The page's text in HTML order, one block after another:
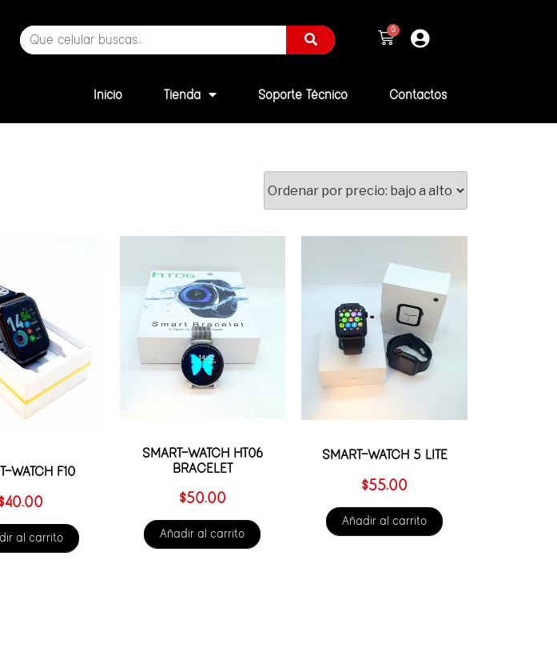
Inicio Tienda Soporte Técnico Contactos
WATCH F10
40.00
al carrito
SMART-WATCH HT06
BRACELET
$50.00
Añadir al carrito
SMART-WATCH 5 LITE
$55.00
Añadir al carrito